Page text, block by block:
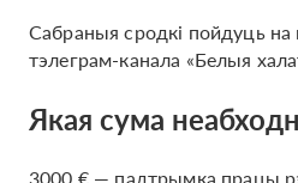
Сабраныя сродкі пойдуць
тэлеграм-канала «Белыя
Якая сума